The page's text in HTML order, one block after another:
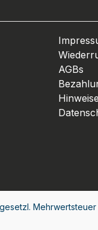
AGBs
Mehrwertsteuer